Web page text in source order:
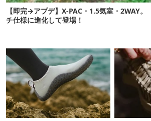
【即完→アプデ】X-PAC・1.5気室・2WAY
チ仕様に進化して登場！